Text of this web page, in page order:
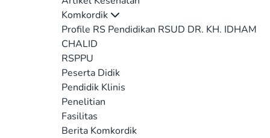
Komkordik
Profile RS Pendidikan RSUD DR. KH. IDHAM
CHALID
RSPPU
Peserta Didik
Pendidik Klinis
Penelitian
Fasilitas
Berita Komkordik